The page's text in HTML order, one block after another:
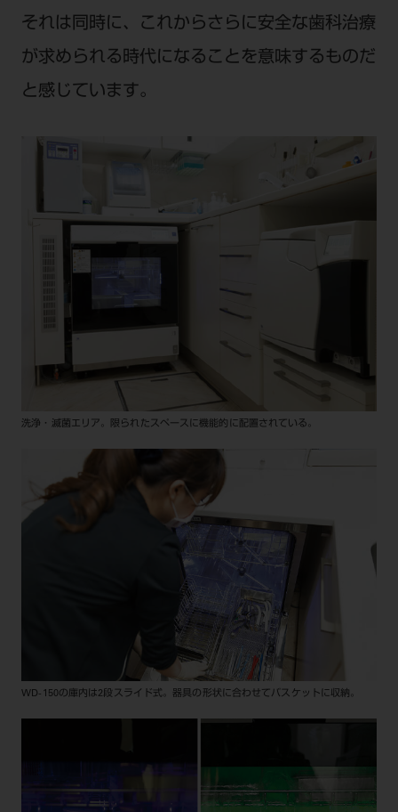
それは同時に、これからさらに安全な歯科治療
が求められる時代になることを意味するものだ
と感じています。
洗浄・滅菌エリア。限られたスペースに機能的に配置されている。
WD-150の庫内は2段スライド式。器具の形状に合わせてバスケットに収納。